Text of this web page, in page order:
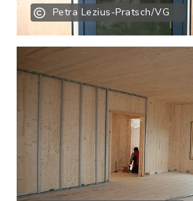
Petra Lezius-Pratsch/VG